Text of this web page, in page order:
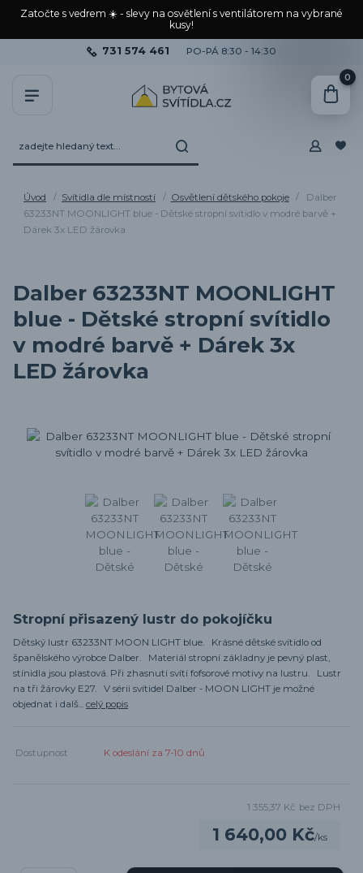
Zatočte s vedrem ☀️ - slevy na osvětlení s ventilátorem na vybrané
kusy!
731 574 461 PO-PÁ 8:30 - 14:30
0
Úvod Svítidla dle místností Osvětlení dětského pokoje
Dalber
63233NT MOONLIGHT blue - Dětské stropní svítidlo v modré barvě +
Dárek 3x LED žárovka
Dalber 63233NT MOONLIGHT
blue - Dětské stropní svítidlo
v modré barvě + Dárek 3x
LED žárovka
Stropní přisazený lustr do pokojíčku
Dětský lustr 63233NT MOON LIGHT blue. Krásné dětské svítidlo od
španělského výrobce Dalber. Materiál stropní základny je pevný plast,
stínidla jsou plastová. Při zhasnutí svítí fofsorové motivy na lustru. Lustr
na tři žárovky E27. V sérii svítidel Dalber - MOON LIGHT je možné
objednat i dalš... celý popis
Dostupnost K odeslání za 7-10 dnů
1 640,00 Kč/ks
1 355,37 Kč bez DPH